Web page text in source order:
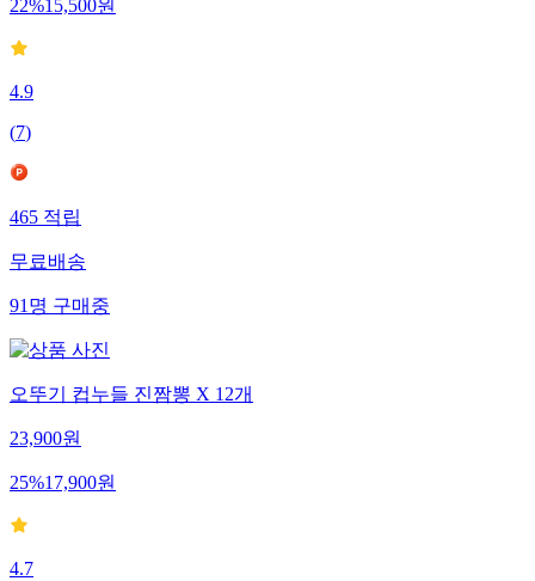
22%15,500원
4.9
(7)
465 적립
무료배송
91 명 구매중
오뚜기 컵누들 진짬뽕 X 12개
23,900원
25%17,900원
4.7